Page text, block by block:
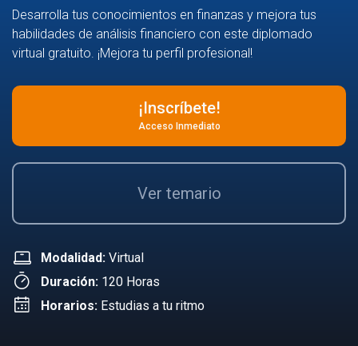
Desarrolla tus conocimientos en finanzas y mejora tus
habilidades de análisis financiero con este diplomado
virtual gratuito. ¡Mejora tu perfil profesional!
¡Inscríbete!
Acceso Inmediato
Ver temario
Modalidad: Virtual
Duración: 120 Horas
Horarios: Estudias a tu ritmo